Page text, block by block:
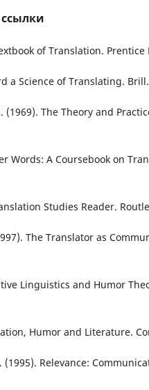
of Translation. Prentice
a Science of Translating. Brill.
(1969). The Theory and
Words: A Coursebook on
Studies Reader.
The Translator as
Linguistics and Humor
Humor and Literature.
(1995). Relevance: